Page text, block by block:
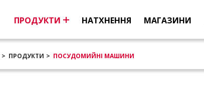
ПРОДУКТИ НАТХНЕННЯ МАГАЗИНИ
ПРОДУКТИ ПОСУДОМИЙНІ МАШИНИ